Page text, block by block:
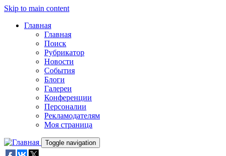
Skip to main content
Главная
Главная
Поиск
Рубрикатор
Новости
События
Блоги
Галереи
Конференции
Персоналии
Рекламодателям
Моя страница
Toggle navigation